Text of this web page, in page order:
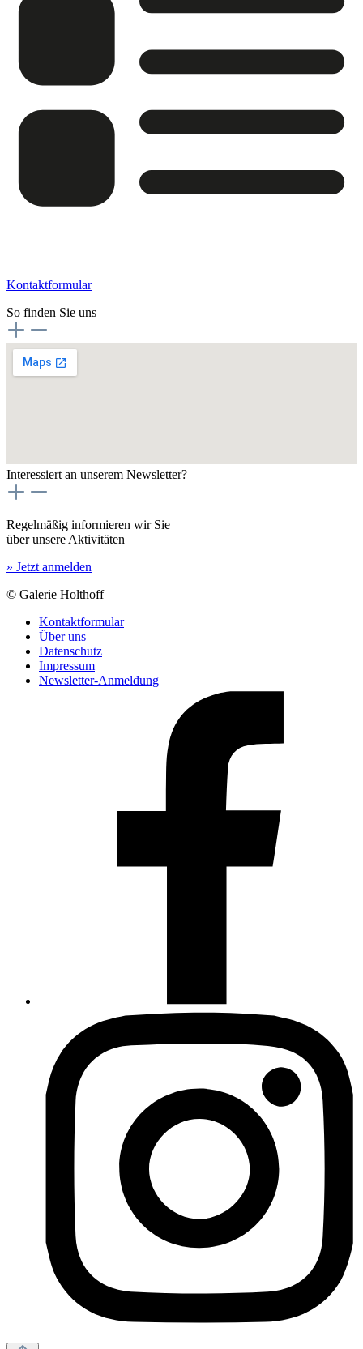
Kontaktformular
So finden Sie uns
Interessiert an unserem Newsletter?
Regelmäßig informieren wir Sie
über unsere Aktivitäten
» Jetzt anmelden
© Galerie Holthoff
Kontaktformular
Über uns
Datenschutz
Impressum
Newsletter-Anmeldung